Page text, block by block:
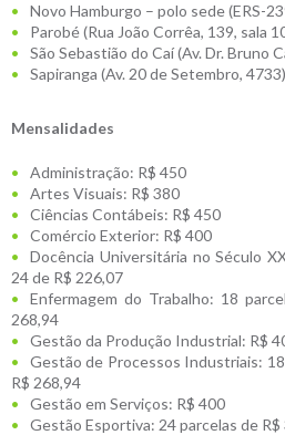
Novo Hamburgo – polo sede (ERS-
Parobé (Rua João Corrêa, 139, sala
São Sebastião do Caí (Av. Dr. Bruno
Sapiranga (Av. 20 de Setembro, 4733)
Mensalidades
Administração: R$ 450
Artes Visuais: R$ 380
Ciências Contábeis: R$ 450
Comércio Exterior: R$ 400
Docência Universitária no Século
24 de R$ 226,07
Enfermagem do Trabalho: 18
268,94
Gestão da Produção Industrial: R$
Gestão de Processos Industriais:
R$ 268,94
Gestão em Serviços: R$ 400
Gestão Esportiva: 24 parcelas de